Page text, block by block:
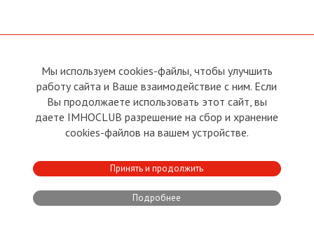
О сайте
Условия пользования
Политика конфиденциальности
Прямая связь с
Председателем
Прямая связь c членами клуба
Реклама
Контакты
Developed by:CRA
Club
Мы используем cookies-файлы, чтобы улучшить
работу сайта и Ваше взаимодействие с ним. Если
Вы продолжаете использовать этот сайт, вы
даете IMHOCLUB разрешение на сбор и хранение
cookies-файлов на вашем устройстве.
Принять и продолжить
Подробнее